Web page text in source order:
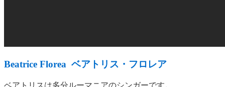
Beatrice Florea ベアトリス・フロレア